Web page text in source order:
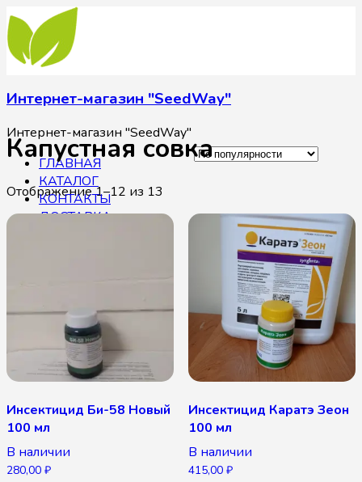
Интернет-магазин "SeedWay"
Интернет-магазин "SeedWay"
ГЛАВНАЯ
КАТАЛОГ
КОНТАКТЫ
ДОСТАВКА
Капустная совка
Отображение 1–12 из 13
Инсектицид Би-58 Новый
100 мл
В наличии
280,00 ₽
Инсектицид Каратэ Зеон
100 мл
В наличии
415,00 ₽